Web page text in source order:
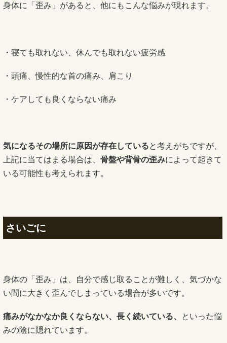
身体に「歪み」があると、他にもこんな悩みが現れます。
・寝ても取れない、休んでも取れない疲労感
・頭痛、慢性的な首の痛み、肩こり
・ケアしても良くならない痛み
気になるその場所に原因が存在していると考えがちですが、
上記に当てはまる場合は、 骨盤や背骨の歪みによって起きて
いる可能性も考えられます。
さいごに
身体の「歪み」は、自分で感じ取ることが難しく、気づかな
い間に大きく歪んでしまっている場合が多いです。
痛みがなかなか良くならない、長く続いている、
といった悩
みの陰に隠れています。